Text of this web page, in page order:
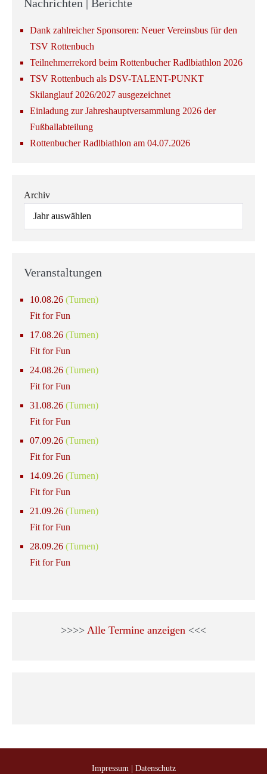
Nachrichten | Berichte
Dank zahlreicher Sponsoren: Neuer Vereinsbus für den
TSV Rottenbuch
Teilnehmerrekord beim Rottenbucher Radlbiathlon 2026
TSV Rottenbuch als DSV-TALENT-PUNKT
Skilanglauf 2026/2027 ausgezeichnet
Einladung zur Jahreshauptversammlung 2026 der
Fußballabteilung
Rottenbucher Radlbiathlon am 04.07.2026
Archiv
Veranstaltungen
10.08.26 (Turnen)
Fit for Fun
17.08.26 (Turnen)
Fit for Fun
24.08.26 (Turnen)
Fit for Fun
31.08.26 (Turnen)
Fit for Fun
07.09.26 (Turnen)
Fit for Fun
14.09.26 (Turnen)
Fit for Fun
21.09.26 (Turnen)
Fit for Fun
28.09.26 (Turnen)
Fit for Fun
>>>> Alle Termine anzeigen <<<
Impressum Datenschutz